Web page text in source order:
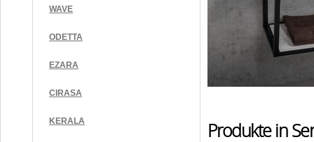
WAVE
ODETTA
EZARA
CIRASA
KERALA Produkte in